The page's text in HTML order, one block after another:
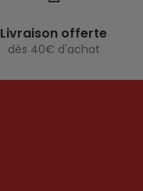
Livraison offerte
dès 40€ d'achat